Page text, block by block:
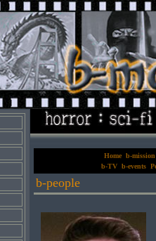
Home b-mission
b-TV b-events
b-people